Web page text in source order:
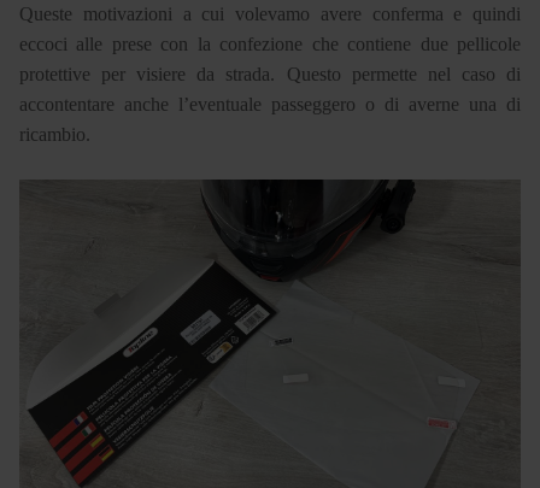
Queste motivazioni a cui volevamo avere conferma e quindi
eccoci alle prese con la confezione che contiene due pellicole
protettive per visiere da strada. Questo permette nel caso di
accontentare anche l’eventuale passeggero o di averne una di
ricambio.